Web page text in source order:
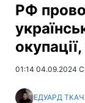
РФ
01:14 04.09.2024
ЕДУАРД ТКАЧ